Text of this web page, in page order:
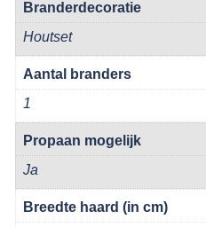
Branderdecoratie
Houtset
Aantal branders
1
Propaan mogelijk
Ja
Breedte haard (in cm)